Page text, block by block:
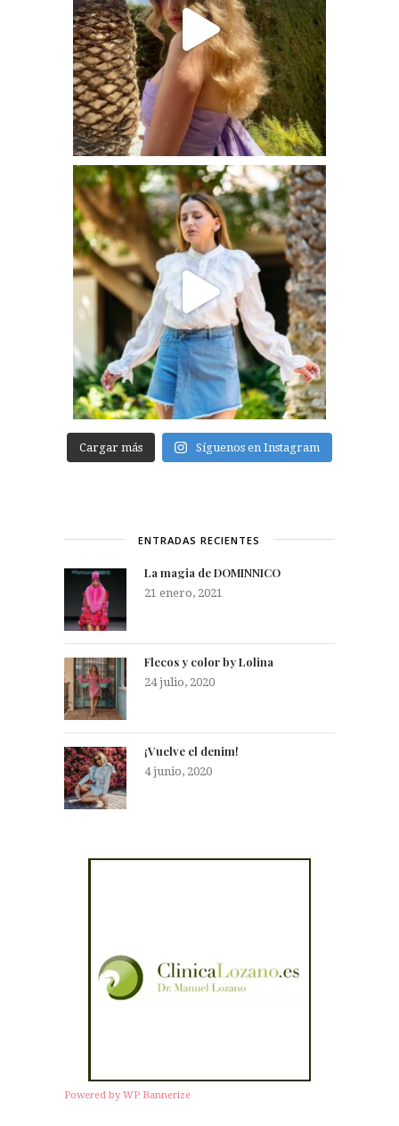
Cargar más Síguenos en Instagram
ENTRADAS RECIENTES
La magia de DOMINNICO
21 enero, 2021
Flecos y color by Lolina
24 julio, 2020
¡Vuelve el denim!
4 junio, 2020
Powered by WP Bannerize